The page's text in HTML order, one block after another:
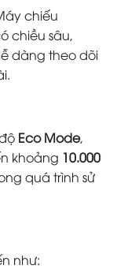
chiếu
chiều sâu,
dàng theo dõi
Eco Mode,
khoảng 10.000
quá trình sử
như: